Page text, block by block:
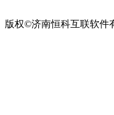
版权©济南恒科互联软件